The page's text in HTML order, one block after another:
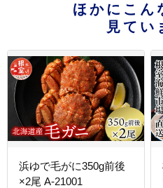
ほかにこん
見てい
浜ゆで毛がに350g前後
×2尾 A-21001